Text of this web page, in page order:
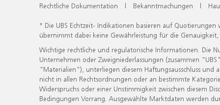
Rechtliche Dokumentation | Bekanntmachungen |
* Die UBS Echtzeit- Indikationen basieren auf
übernimmt dabei keine Gewährleistung für die
Wichtige rechtliche und regulatorische Informationen. Die
Unternehmen oder Zweigniederlassungen (zusammen
"Materialien"), unterliegen diesem Haftungsausschluss
nicht in allen Rechtsordnungen oder an bestimmte
Widerspruchs oder einer Unstimmigkeit zwischen diesem
Bedingungen Vorrang. Ausgewählte Marktdaten werden